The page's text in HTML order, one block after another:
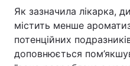
Як зазначила лікарка,
містить менше
потенційних
доповнюється